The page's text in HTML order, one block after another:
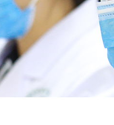
学术会议